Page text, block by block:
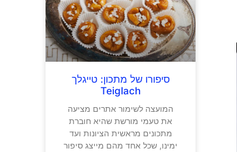
סיפורו של מתכון: טייגלך
Teiglach
המועצה לשימור אתרים מציעה
את טעמי מורשת שהיא חוברת
מתכונים מראשית הציונות ועד
ימינו, שכל אחד מהם מייצג סיפור